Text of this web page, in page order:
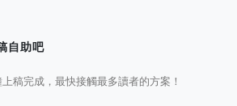
自助吧
稿完成，最快接觸最多讀者的方案！